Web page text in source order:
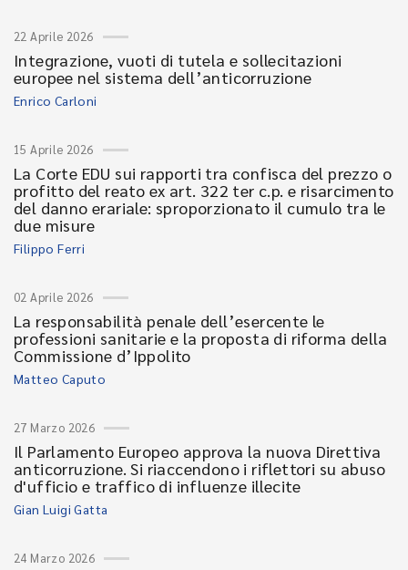
22 Aprile 2026
Integrazione, vuoti di tutela e sollecitazioni
europee nel sistema dell’anticorruzione
Enrico Carloni
15 Aprile 2026
La Corte EDU sui rapporti tra confisca del prezzo o
profitto del reato ex art. 322 ter c.p. e risarcimento
del danno erariale: sproporzionato il cumulo tra le
due misure
Filippo Ferri
02 Aprile 2026
La responsabilità penale dell’esercente le
professioni sanitarie e la proposta di riforma della
Commissione d’Ippolito
Matteo Caputo
27 Marzo 2026
Il Parlamento Europeo approva la nuova Direttiva
anticorruzione. Si riaccendono i riflettori su abuso
d'ufficio e traffico di influenze illecite
Gian Luigi Gatta
24 Marzo 2026